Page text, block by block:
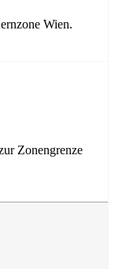
Wien.
Zonengrenze